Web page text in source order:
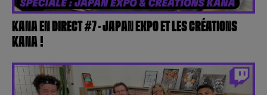
KANA EN DIRECT #7 – JAPAN EXPO ET LES CRÉATIONS
KANA !